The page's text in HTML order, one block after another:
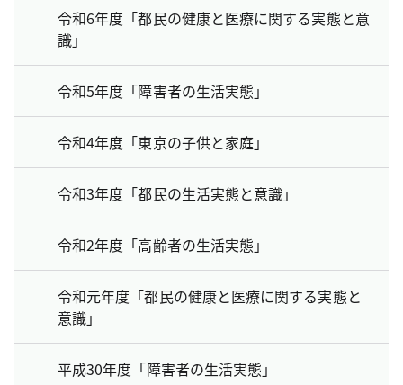
令和6年度「都民の健康と医療に関する実態と意
識」
令和5年度「障害者の生活実態」
令和4年度「東京の子供と家庭」
令和3年度「都民の生活実態と意識」
令和2年度「高齢者の生活実態」
令和元年度「都民の健康と医療に関する実態と
意識」
平成30年度「障害者の生活実態」